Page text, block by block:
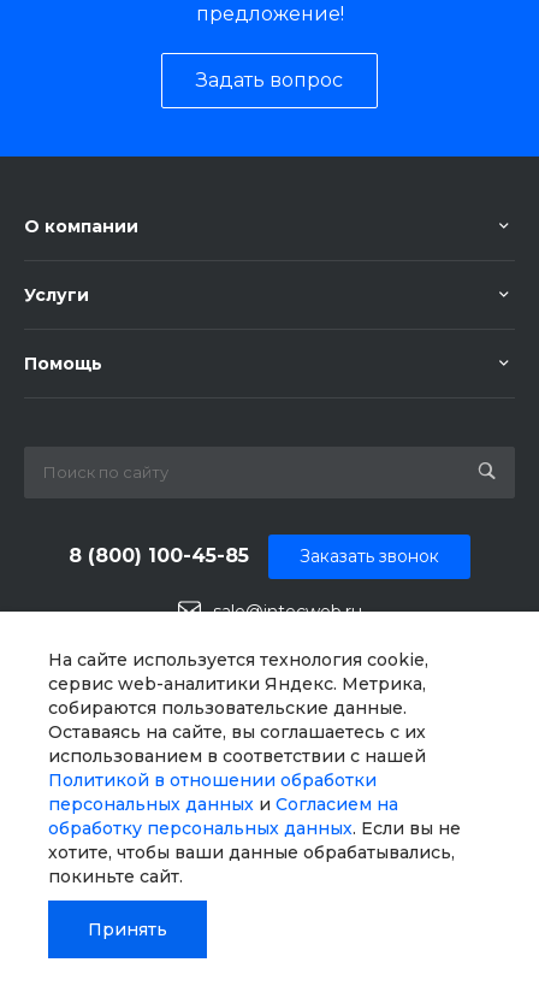
На сайте используется технология cookie,
сервис web-аналитики Яндекс. Метрика,
собираются пользовательские данные.
Оставаясь на сайте, вы соглашаетесь с их
использованием в соответствии с нашей
Политикой в отношении обработки
персональных данных и Согласием на
обработку персональных данных. Если вы не
хотите, чтобы ваши данные обрабатывались,
покиньте сайт.
Принять
предложение!
Задать вопрос
О компании
Услуги
Помощь
8 (800) 100-45-85
sale@intecweb.ru
Заказать звонок
г. Челябинск, ул.Свободы, д. 93, оф. 6
© 2026 Universe SITE, Все права защищены